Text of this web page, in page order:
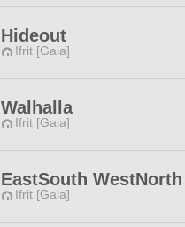
Hideout
Ifrit [Gaia]
Walhalla
Ifrit [Gaia]
EastSouth WestNorth
Ifrit [Gaia]